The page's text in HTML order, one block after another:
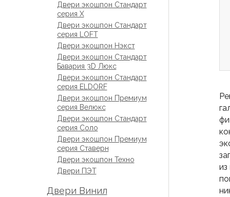
Двери экошпон Стандарт
серия X
Двери экошпон Стандарт
серия LOFT
Двери экошпон Нэкст
Двери экошпон Стандарт
Бавария 3D Люкс
Двери экошпон Стандарт
серия ELDORF
Двери экошпон Премиум
серия Велюкс
Двери экошпон Стандарт
серия Соло
Двери экошпон Премиум
серия Ставерн
Двери экошпон Техно
Двери ПЭТ
Двери Винил